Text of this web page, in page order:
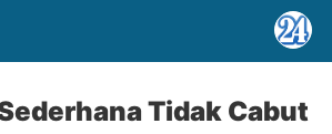
Tidak Cabut